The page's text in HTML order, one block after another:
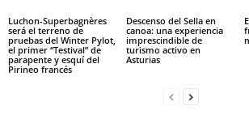
Luchon-Superbagnères
será el terreno de
pruebas del Winter Pylot,
el primer “Testival” de
parapente y esquí del
Pirineo francés
Descenso del Sella en
canoa: una experiencia
imprescindible de
turismo activo en
Asturias